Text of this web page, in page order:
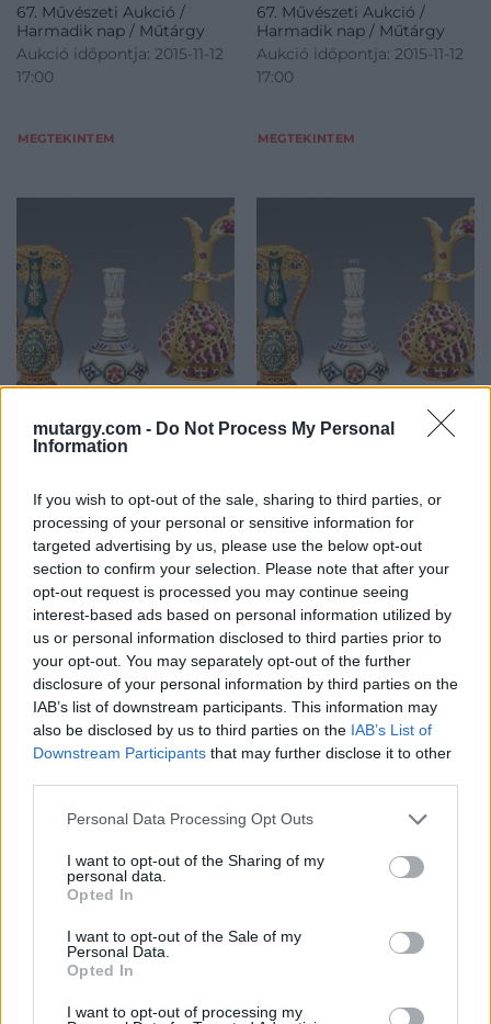
mutargy.com - Do Not Process My Personal
Information
If you wish to opt-out of the sale, sharing to third parties, or
processing of your personal or sensitive information for
targeted advertising by us, please use the below opt-out
section to confirm your selection. Please note that after your
opt-out request is processed you may continue seeing
interest-based ads based on personal information utilized by
us or personal information disclosed to third parties prior to
your opt-out. You may separately opt-out of the further
disclosure of your personal information by third parties on the
IAB’s list of downstream participants. This information may
also be disclosed by us to third parties on the IAB’s List of
Downstream Participants that may further disclose it to other
Personal Data Processing Opt Outs
I want to opt-out of the Sharing of my
personal data.
Opted In
I want to opt-out of the Sale of my
Personal Data.
Opted In
I want to opt-out of processing my
67. Művészeti Aukció /
Harmadik nap / Műtárgy
Aukció időpontja: 2015-11-12
17:00
MEGTEKINTEM
67. Művészeti Aukció /
Harmadik nap / Műtárgy
Aukció időpontja: 2015-11-12
17:00
MEGTEKINTEM
EGYÉB MŰTÁRGY
492. tétel:
díszváza – a "Wanda"-
sorozatból
Kikiáltási ár:80 000Ft
Aukció:
67. Művészeti Aukció /
Harmadik nap / Műtárgy
Aukció időpontja: 2015-11-12
17:00
MEGTEKINTEM
EGYÉB MŰTÁRGY
díszváza
Kikiáltási ár:40 000 Ft
Aukció:
67. Művészeti Aukció /
Harmadik nap / Műtárgy
Aukció időpontja: 2015-11-12
17:00
MEGTEKINTEM